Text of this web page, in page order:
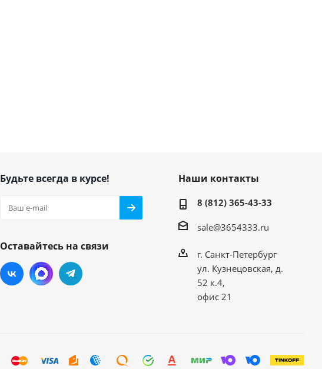
Будьте всегда в курсе!
Оставайтесь на связи
Наши контакты
8 (812) 365-43-33
sale@3654333.ru
г. Санкт-Петербург
ул. Кузнецовская, д.
52 к.4,
офис 21